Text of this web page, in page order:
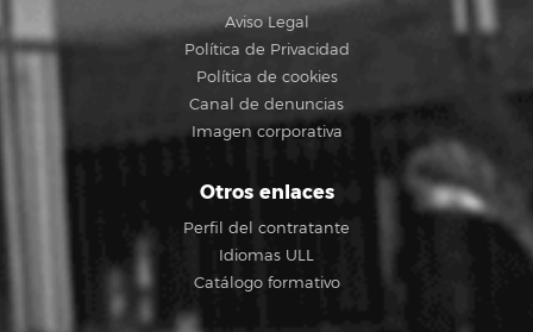
Aviso Legal
Política de Privacidad
Política de cookies
Canal de denuncias
Imagen corporativa
Otros enlaces
Perfil del contratante
Idiomas ULL
Catálogo formativo